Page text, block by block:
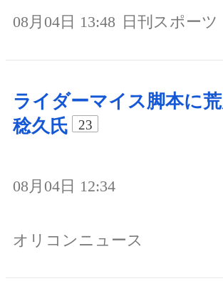
08月04日 13:48 日刊スポーツ
ライダーマイス脚本に荒
稔久氏
23
08月04日 12:34
オリコンニュース